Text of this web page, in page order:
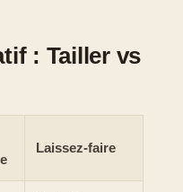
: Tailler vs
Laissez-faire